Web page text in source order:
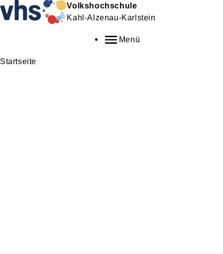
Volkshochschule
Kahl-Alzenau-Karlstein
Menü
Startseite